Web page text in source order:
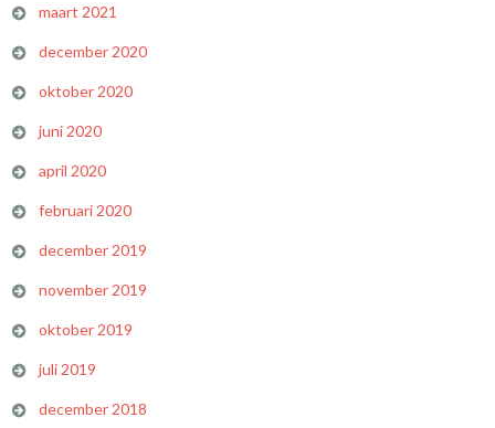
maart 2021
december 2020
oktober 2020
juni 2020
april 2020
februari 2020
december 2019
november 2019
oktober 2019
juli 2019
december 2018